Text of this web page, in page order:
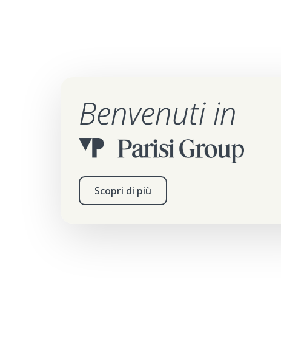
Benvenuti in
Scopri di più